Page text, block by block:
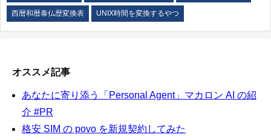
西暦和暦泰仏歴変換表 UNIX時間を変換するやつ
オススメ記事
あなたに寄り添う「Personal Agent」マカロン AI の紹
介 #PR
格安 SIM の povo を新規契約してみた